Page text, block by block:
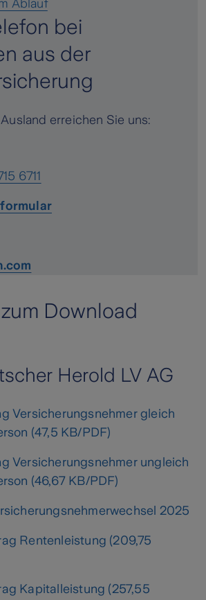
Ablauf
bei
aus der
erreichen Sie uns:
6711
Download
Herold LV AG
Versicherungsnehmer gleich
(47,5 KB/PDF)
Versicherungsnehmer ungleich
(46,67 KB/PDF)
2025
Rentenleistung (209,75
Kapitalleistung (257,55